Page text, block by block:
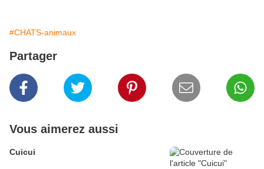
#CHATS-animaux
Partager
Vous aimerez aussi
Cuicui